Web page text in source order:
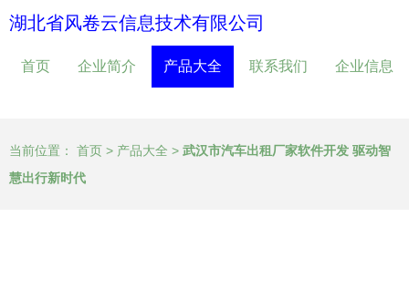
湖北省风卷云信息技术有限公司
首页 企业简介 产品大全 联系我们 企业信息
当前位置： 首页 > 产品大全 > 武汉市汽车出租厂家软件开发 驱动智
慧出行新时代